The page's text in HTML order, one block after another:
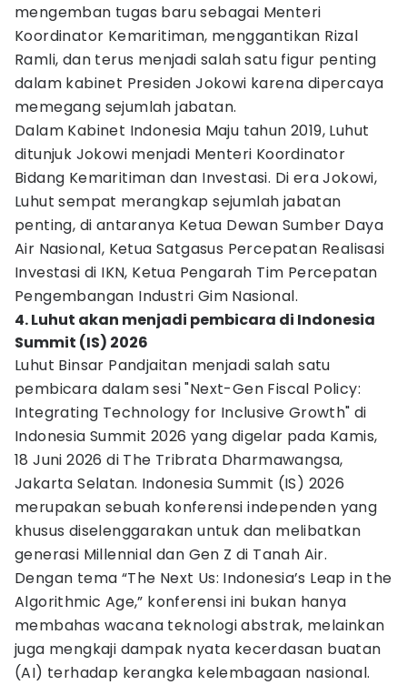
mengemban tugas baru sebagai Menteri
Koordinator Kemaritiman, menggantikan Rizal
Ramli, dan terus menjadi salah satu figur penting
dalam kabinet Presiden Jokowi karena dipercaya
memegang sejumlah jabatan.
Dalam Kabinet Indonesia Maju tahun 2019, Luhut
ditunjuk Jokowi menjadi Menteri Koordinator
Bidang Kemaritiman dan Investasi. Di era Jokowi,
Luhut sempat merangkap sejumlah jabatan
penting, di antaranya Ketua Dewan Sumber Daya
Air Nasional, Ketua Satgasus Percepatan Realisasi
Investasi di IKN, Ketua Pengarah Tim Percepatan
Pengembangan Industri Gim Nasional.
4. Luhut akan menjadi pembicara di Indonesia
Summit (IS) 2026
Luhut Binsar Pandjaitan menjadi salah satu
pembicara dalam sesi "Next-Gen Fiscal Policy:
Integrating Technology for Inclusive Growth" di
Indonesia Summit 2026 yang digelar pada Kamis,
18 Juni 2026 di The Tribrata Dharmawangsa,
Jakarta Selatan. Indonesia Summit (IS) 2026
merupakan sebuah konferensi independen yang
khusus diselenggarakan untuk dan melibatkan
generasi Millennial dan Gen Z di Tanah Air.
Dengan tema “The Next Us: Indonesia’s Leap in the
Algorithmic Age,” konferensi ini bukan hanya
membahas wacana teknologi abstrak, melainkan
juga mengkaji dampak nyata kecerdasan buatan
(AI) terhadap kerangka kelembagaan nasional.